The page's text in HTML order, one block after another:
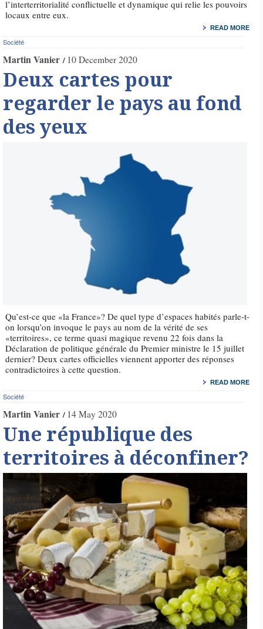
l’interterritorialité conflictuelle et dynamique qui relie les pouvoirs
locaux entre eux.
READ MORE
Société
Martin Vanier 10 December 2020
Deux cartes pour
regarder le pays au fond
des yeux
Qu’est-ce que «la France»? De quel type d’espaces habités parle-t-
on lorsqu’on invoque le pays au nom de la vérité de ses
«territoires», ce terme quasi magique revenu 22 fois dans la
Déclaration de politique générale du Premier ministre le 15 juillet
dernier? Deux cartes officielles viennent apporter des réponses
contradictoires à cette question.
READ MORE
Société
Martin Vanier 14 May 2020
Une république des
territoires à déconfiner?